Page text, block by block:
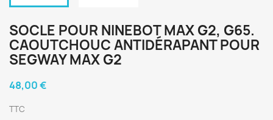
SOCLE POUR NINEBOT MAX G2, G65.
CAOUTCHOUC ANTIDÉRAPANT POUR
SEGWAY MAX G2
48,00 €
TTC